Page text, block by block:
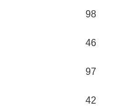
98
46
97
42